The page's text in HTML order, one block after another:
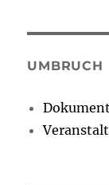
UMBRUCH